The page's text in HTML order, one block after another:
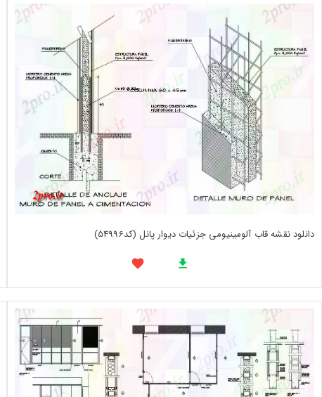
دانلود نقشه قاب آلومینیومی جزئیات دیوار پانل (کد54996)